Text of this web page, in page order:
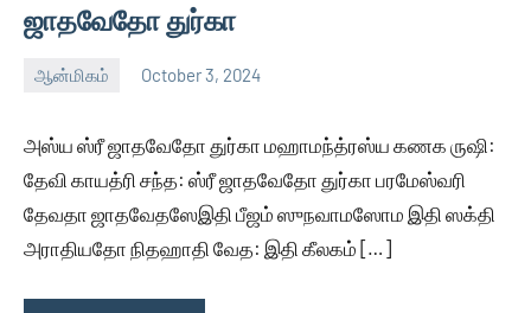
ஜாதவேதோ துர்கா
ஆன்மிகம் October 3, 2024
Thagaval
No
அஸ்ய ஸ்ரீ ஜாதவேதோ துர்கா மஹாமந்த்ரஸ்ய கணக ருஷி:
தேவி காயத்ரி சந்த: ஸ்ரீ ஜாதவேதோ துர்கா பரமேஸ்வரி
தேவதா ஜாதவேதஸேஇதி பீஜம் ஸுநவாமஸோம இதி ஸக்தி
அராதியதோ நிதஹாதி வேத: இதி கீலகம் […]